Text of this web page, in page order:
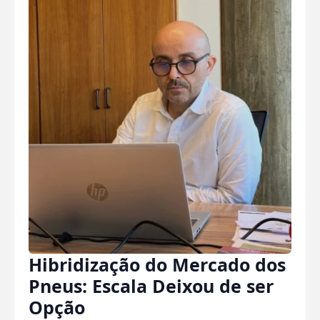
Hibridização do Mercado dos
Pneus: Escala Deixou de ser
Opção